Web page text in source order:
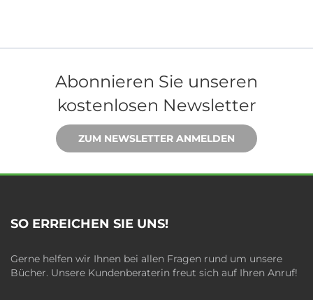
Abonnieren Sie unseren
kostenlosen Newsletter
ZUM NEWSLETTER ANMELDEN
SO ERREICHEN SIE UNS!
Gerne helfen wir Ihnen bei allen Fragen rund um unsere
Bücher. Unsere Kundenberaterin freut sich auf Ihren Anruf!